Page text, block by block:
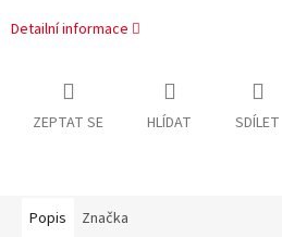
Detailní informace
ZEPTAT SE HLÍDAT SDÍLET
Popis Značka